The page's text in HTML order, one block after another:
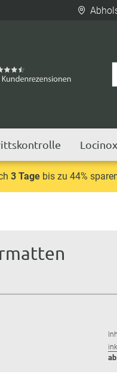
Locinox
3 Tagebis zu 44%